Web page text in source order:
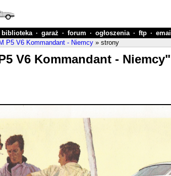
biblioteka · garaż · forum · ogłoszenia · ftp · email
P5 V6 Kommandant - Niemcy » strony
V6 Kommandant - Niemcy"